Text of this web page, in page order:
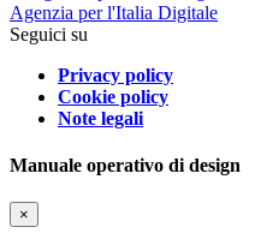
Agenzia per l'Italia Digitale
Seguici su
Privacy policy
Cookie policy
Note legali
Manuale operativo di design
×